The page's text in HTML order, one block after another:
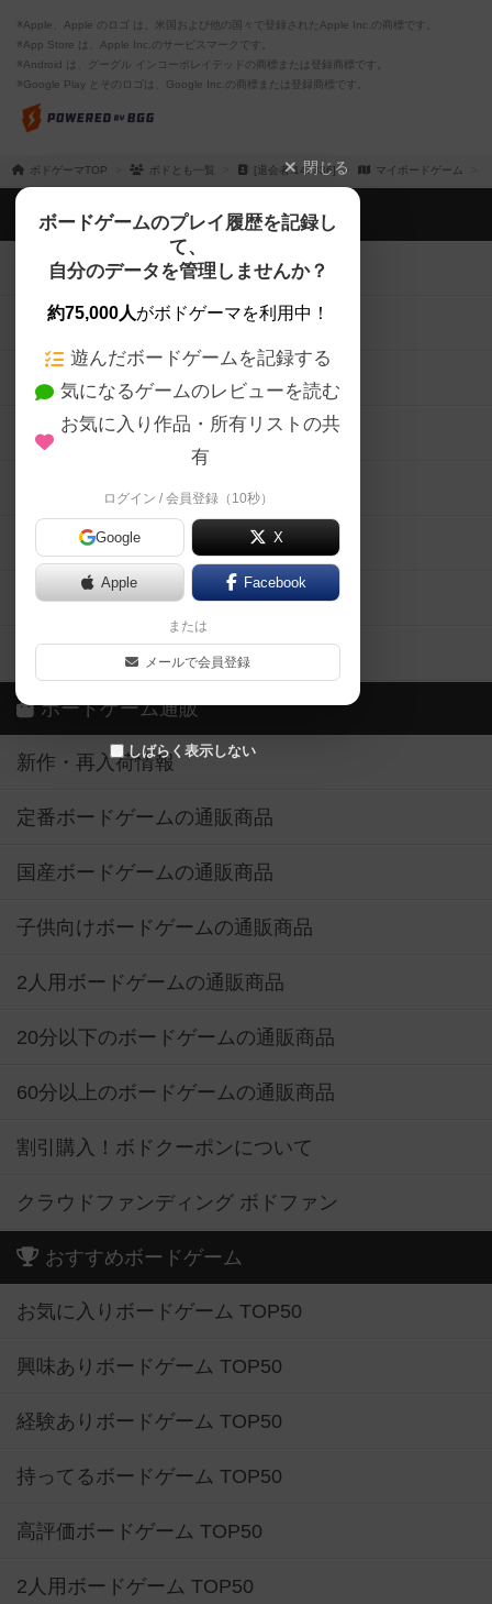
※Apple、Apple のロゴ は、米国および他の国々で登録されたApple Inc.の商標です。
※App Store は、Apple Inc.のサービスマークです。
※Android は、グーグル インコーポレイテッドの商標または登録商標です。
※Google Play とそのロゴは、Google Inc.の商標または登録商標です。
ボドゲーマTOP ボドとも一覧 [退会者:143336] マイボードゲーム
閉じる
ボードゲームのプレイ履歴を記録し
て、
自分のデータを管理しませんか？
約75,000人がボドゲーマを利用中！
遊んだボードゲームを記録する
気になるゲームのレビューを読む
お気に入り作品・所有リストの共
有
ログイン / 会員登録（10秒）
Google X
Apple Facebook
または
メールで会員登録
しばらく表示しない
ボドゲーマTOP
ボードゲームを検索する
ボードゲームの新着レビュー
ボードゲーム会情報
メカニクス特集
掲示板・トピックス
ボドとも・会員一覧
ボードゲーム業界コラム
ボドゲーマご利用案内
ボードゲーム通販
新作・再入荷情報
定番ボードゲームの通販商品
国産ボードゲームの通販商品
子供向けボードゲームの通販商品
2人用ボードゲームの通販商品
20分以下のボードゲームの通販商品
60分以上のボードゲームの通販商品
割引購入！ボドクーポンについて
クラウドファンディング ボドファン
おすすめボードゲーム
お気に入りボードゲーム TOP50
興味ありボードゲーム TOP50
経験ありボードゲーム TOP50
持ってるボードゲーム TOP50
高評価ボードゲーム TOP50
2人用ボードゲーム TOP50